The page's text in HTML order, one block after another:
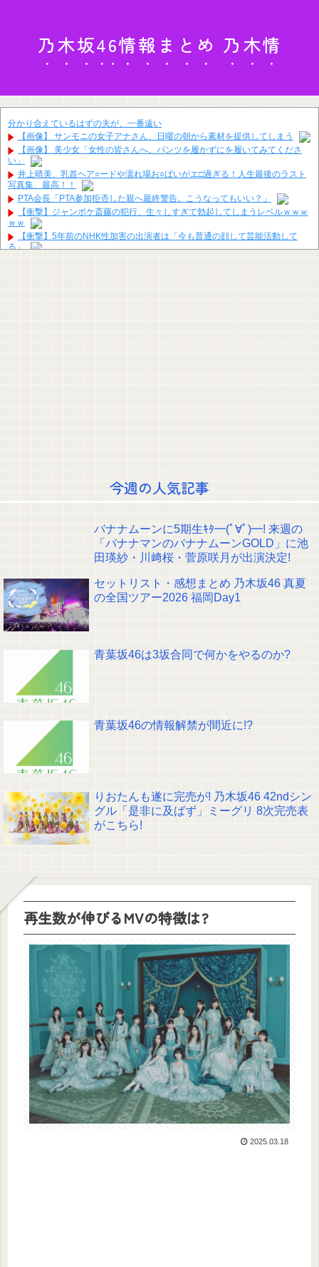
乃木坂46情報まとめ 乃木情
分かり合えているはずの夫が、一番遠い
【画像】 サンモニの女子アナさん、日曜の朝から素材を提供してしまう
【画像】 美少女「女性の皆さんへ。パンツを履かずにを履いてみてくださ
い」
井上晴美、乳首ヘア○ードや濡れ場お○ぱいがエ□過ぎる！人生最後のラスト
写真集、最高！！
PTA会長「PTA参加拒否した親へ最終警告。こうなってもいい？」
【衝撃】ジャンポケ斎藤の犯行、生々しすぎて勃起してしまうレベルｗｗｗ
ｗｗ
【衝撃】5年前のNHK性加害の出演者は「今も普通の顔して芸能活動して
る」
『配信ライブで卒業した清宮レイ』vs『全ツで卒業する吉田YAC』
【画像】顔100点、体30点の女ｗｗｗ
【元日向坂46】ジャンボさん、某OGと新番組始動へ！！
【櫻坂46】山田桃実からお知らせ
Powered by livedoor 相互RSS
今週の人気記事
バナナムーンに5期生ｷﾀ━(ﾟ∀ﾟ)━! 来週の
「バナナマンのバナナムーンGOLD」に池
田瑛紗・川﨑桜・菅原咲月が出演決定!
セットリスト・感想まとめ 乃木坂46 真夏
の全国ツアー2026 福岡Day1
青葉坂46は3坂合同で何かをやるのか?
青葉坂46の情報解禁が間近に!?
りおたんも遂に完売が! 乃木坂46 42ndシン
グル「是非に及ばず」ミーグリ 8次完売表
がこちら!
再生数が伸びるMVの特徴は?
2025.03.18